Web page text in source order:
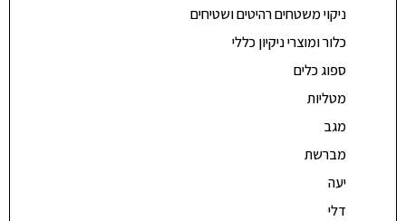
ניקוי משטחים רהיטים ושטיחים
כלור ומוצרי ניקיון כללי
ספוג כלים
מטליות
מגב
מברשת
יעה
דלי